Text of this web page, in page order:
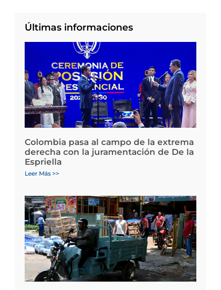
Últimas informaciones
Colombia pasa al campo de la extrema
derecha con la juramentación de De la
Espriella
Leer Más >>